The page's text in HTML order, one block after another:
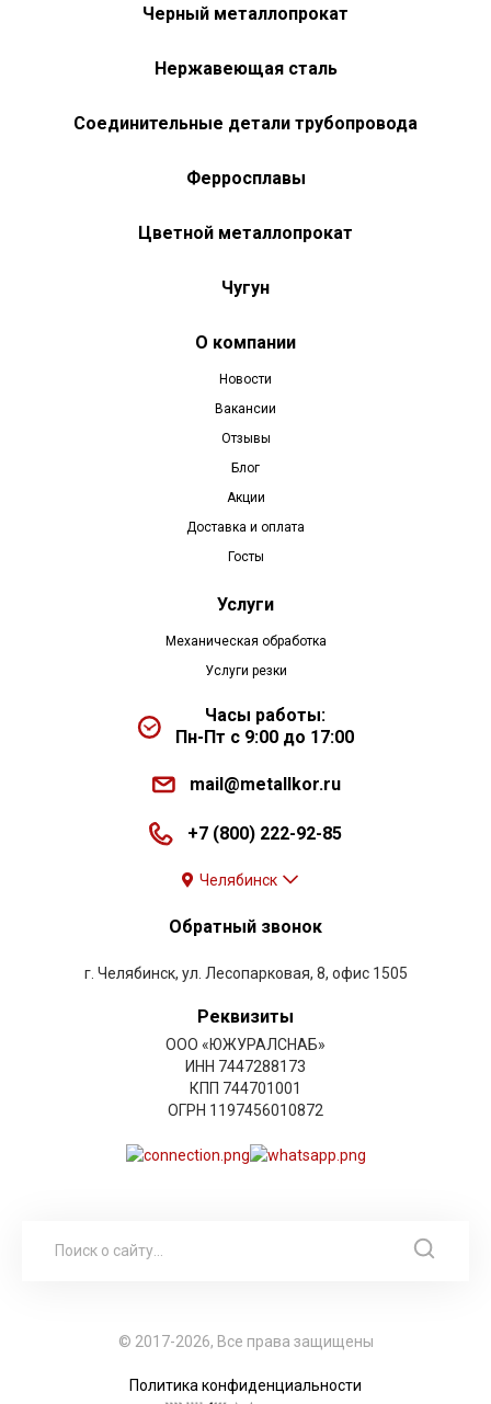
Черный металлопрокат
Нержавеющая сталь
Соединительные детали трубопровода
Ферросплавы
Цветной металлопрокат
Чугун
О компании
Новости
Вакансии
Отзывы
Блог
Акции
Доставка и оплата
Госты
Услуги
Механическая обработка
Услуги резки
Часы работы:
Пн-Пт с 9:00 до 17:00
mail@metallkor.ru
+7 (800) 222-92-85
Челябинск
Обратный звонок
г. Челябинск, ул. Лесопарковая, 8, офис 1505
Реквизиты
ООО «ЮЖУРАЛСНАБ»
ИНН 7447288173
КПП 744701001
ОГРН 1197456010872
© 2017-2026, Все права защищены
Политика конфиденциальности